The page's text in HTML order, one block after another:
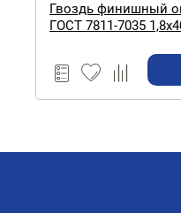
Гвоздь финишный
ГОСТ 7811-7035